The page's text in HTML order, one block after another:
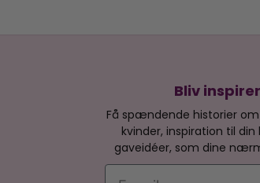
Bliv
Få spændende historier
kvinder, inspiration til
gaveidéer, som dine
E-mail